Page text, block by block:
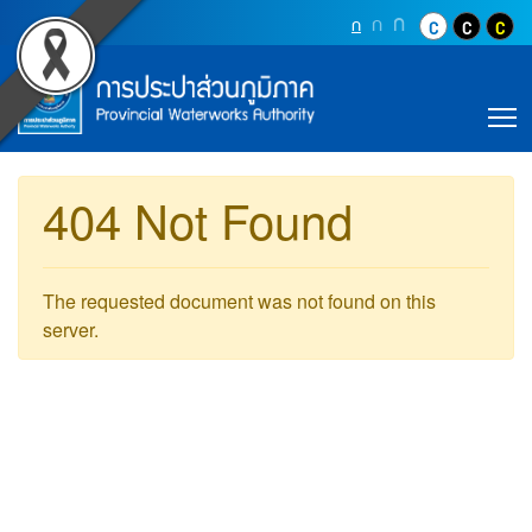
ข่าวสาร (การประปาส่วน
ข้ามไปยังเนื้อหา (Skip to content)
ข้ามไปยังเมนู (Skip to menu)
หน้าค้นหาข้อมูลในเว็บไซต์ (Search)
หน้าแผนผังเว็บไซต์ (Sitemap)
ตัวช่วยเหลือการเข้าถึงเว็บไซต์
หน้าหลักหรือโฮมเพจ
หน้าโทรศัพท์,โทรสาร,อีเมล์
หน้าคำถามยอดฮิต
Top Menu กปุ่มปรับตัวอักษรให้เป็นขนา
กปุ่มเพิ่มขนาดตัวอักษร
ก ปุ่มเพิ่มขนาดตั
ปุ่มปรับสีตัวอัก
ปุ่มปรับสี
ปุ่ม
Main Menu
ตราสัญลักษณ์ และค่านิยม การประปาส่ว
404 Not Found
The requested document was not found on this
server.